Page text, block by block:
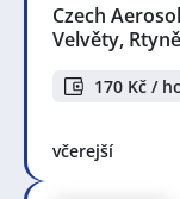
Czech
Velvěty,
170 Kč /
včerejší